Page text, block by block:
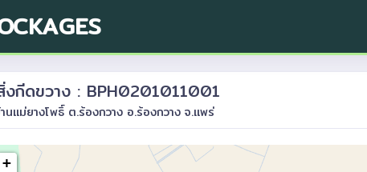
กีดขวาง : BPH0201011001
แม่ยางโพธิ์ ต.ร้องกวาง อ.ร้องกวาง จ.แพร่
+